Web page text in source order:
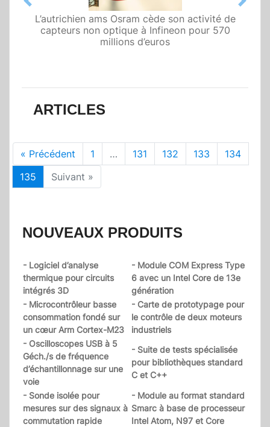
L’autrichien ams Osram cède son activité de
capteurs non optique à Infineon pour 570
millions d’euros
Previous Next
ARTICLES
« Précédent 1 … 131 132 133
134
135
Suivant »
NOUVEAUX PRODUITS
- Logiciel d’analyse
thermique pour circuits
intégrés 3D
- Module COM Express Type
6 avec un Intel Core de 13e
génération
- Microcontrôleur basse
consommation fondé sur
un cœur Arm Cortex-M23
- Carte de prototypage pour
le contrôle de deux moteurs
industriels
- Oscilloscopes USB à 5
Géch./s de fréquence
d’échantillonnage sur une
voie
- Suite de tests spécialisée
pour bibliothèques standard
C et C++
- Sonde isolée pour
mesures sur des signaux à
commutation rapide
- Module au format standard
Smarc à base de processeur
Intel Atom, N97 et Core